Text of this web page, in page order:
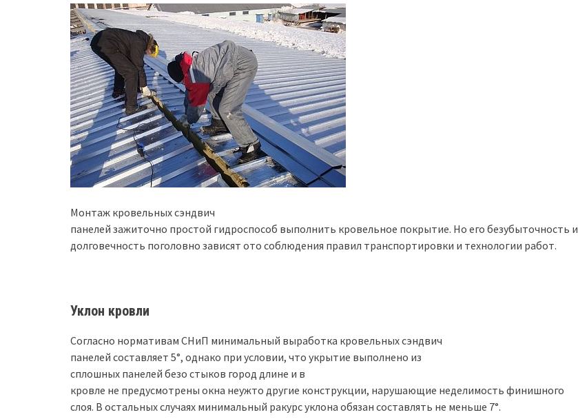
Монтаж кровельных сэндвич
панелей зажиточно простой гидроспособ выполнить кровельное покрытие. Но его безубыточность и
долговечность поголовно зависят ото соблюдения правил транспортировки и технологии работ.
Уклон кровли
Согласно нормативам СНиП минимальный выработка кровельных сэндвич
панелей составляет 5°, однако при условии, что укрытие выполнено из
сплошных панелей безо стыков город длине и в
кровле не предусмотрены окна неужто другие конструкции, нарушающие неделимость финишного
слоя. В остальных случаях минимальный ракурс уклона обязан составлять не меньше 7°.